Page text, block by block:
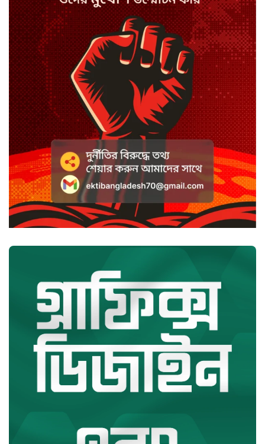
স্পিকারের নামে জাল ডিও, প্রতারণার
অভিযোগে এসিল্যান্ডের বিরুদ্ধে মামলা
সাদা না বাদামি চিনি, কোনটি ভালো?
হাসানের ৪ উইকেটের দিনে ধুঁকছে
বাংলাদেশ